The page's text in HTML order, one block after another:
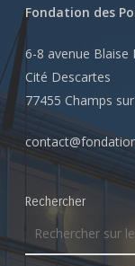
Fondation des
6-8 avenue Blaise
Cité Descartes
77455 Champs
Rechercher